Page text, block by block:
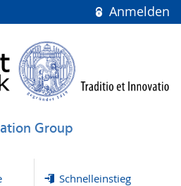
Anmelden
Group
Schnelleinstieg